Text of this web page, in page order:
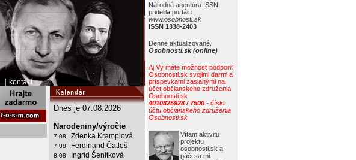
kontakt
Národná agentúra ISSN
pridelila portálu
www.osobnosti.sk
ISSN 1338-2403
Denne aktualizované.
Osobnosti.sk (online)
Aj Vy máte možnosť podporiť
Osobnosti.sk svojimi darmi a
príspevkami zaslanými na
účet občianskeho združenia
Osobnosti.sk
4010825928 / 7500 - číslo
účtu občianskeho združenia
Osobnosti.sk
Vítam aktivitu
projektu
osobnosti.sk a
páči sa mi.
Dnes je 07.08.2026
Narodeniny/výročie
7.08. Zdenka Kramplová
7.08. Ferdinand Čatloš
8.08. Ingrid Šenitková